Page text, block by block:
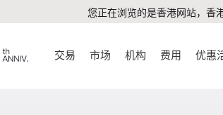
您正在浏览的是香港网站，香
交易 市场 机构 费用 优惠